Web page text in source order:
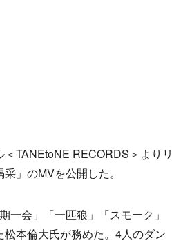
TANEtoNE RECORDS＞よりリ
」のMVを公開した。
一会」「一匹狼」「スモーク」
本倫大氏が務めた。4人のダン